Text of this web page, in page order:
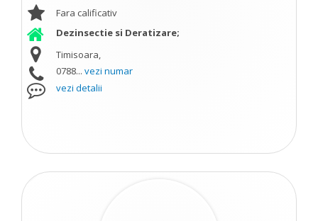
Fara calificativ
Dezinsectie si Deratizare;
Timisoara,
0788... vezi numar
vezi detalii